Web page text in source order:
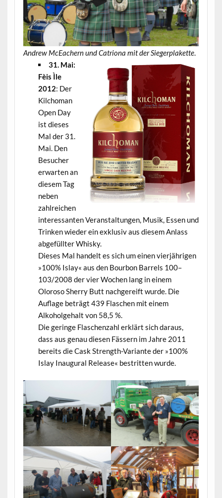
Andrew McEachern und Catriona mit der Siegerplakette.
31. Mai:
Fèis Ìle
2012: Der
Kilchoman
Open Day
ist dieses
Mal der 31.
Mai. Den
Besucher
erwarten an
diesem Tag
neben
zahlreichen
interessanten Veranstaltungen, Musik, Essen und
Trinken wieder ein exklusiv aus diesem Anlass
abgefüllter Whisky.
Dieses Mal handelt es sich um einen vierjährigen
»100% Islay« aus den Bourbon Barrels 100–
103/2008 der vier Wochen lang in einem
Oloroso Sherry Butt nachgereift wurde. Die
Auflage beträgt 439 Flaschen mit einem
Alkoholgehalt von 58,5 %.
Die geringe Flaschenzahl erklärt sich daraus,
dass aus genau diesen Fässern im Jahre 2011
bereits die Cask Strength-Variante der »100%
Islay Inaugural Release« bestritten wurde.